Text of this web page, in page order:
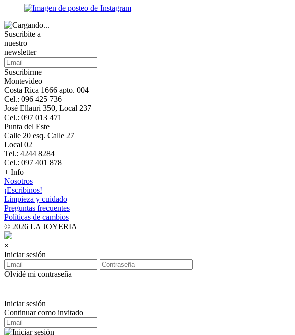
Suscribite a
nuestro
newsletter
Suscribirme
Montevideo
Costa Rica 1666 apto. 004
Cel.: 096 425 736
José Ellauri 350, Local 237
Cel.: 097 013 471
Punta del Este
Calle 20 esq. Calle 27
Local 02
Tel.: 4244 8284
Cel.: 097 401 878
+ Info
Nosotros
¡Escribinos!
Limpieza y cuidado
Preguntas frecuentes
Políticas de cambios
© 2026 LA JOYERIA
×
Iniciar sesión
Olvidé mi contraseña
Iniciar sesión
Continuar como invitado